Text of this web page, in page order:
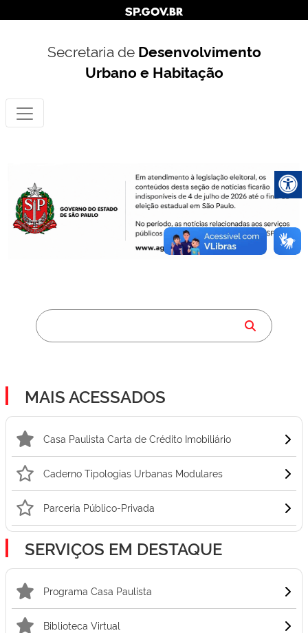
Secretaria de Desenvolvimento
Urbano e Habitação
MAIS ACESSADOS
Casa Paulista Carta de Crédito Imobiliário
Caderno Tipologias Urbanas Modulares
Parceria Público-Privada
SERVIÇOS EM DESTAQUE
Programa Casa Paulista
Biblioteca Virtual